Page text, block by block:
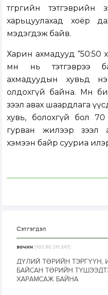
төгрөгийн
харьцуулахад хоёр
мэдэгдэж байв.
Харин ахмадууд “50:50
өмнө нь тэтгэврээ
ахмадуудын хувьд
олдохгүй байна. Мөн
зээл авах шаардлага
хувь, болохгүй бол
гурван жилээр зээл
хэмээн байр сууриа
Сэтгэгдэл
зочин[103.80.211.247]
ДҮЛИЙ ТӨРИЙН
БАЙСАН ТӨРИЙН
ХАРАМСАЖ БАЙНА